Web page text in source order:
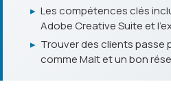
▸ Les compétences clés
Adobe Creative Suite et
▸ Trouver des clients passe
comme Malt et un bon